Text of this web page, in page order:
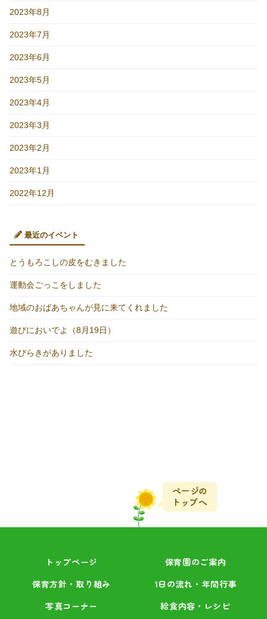
2023年8月
2023年7月
2023年6月
2023年5月
2023年4月
2023年3月
2023年2月
2023年1月
2022年12月
最近のイベント
とうもろこしの皮をむきました
運動会ごっこをしました
地域のおばあちゃんが見に来てくれました
遊びにおいでよ（8月19日）
水びらきがありました
トップページ
保育園のご案内
保育方針・取り組み
1日の流れ・年間行事
写真コーナー
給食内容・レシピ